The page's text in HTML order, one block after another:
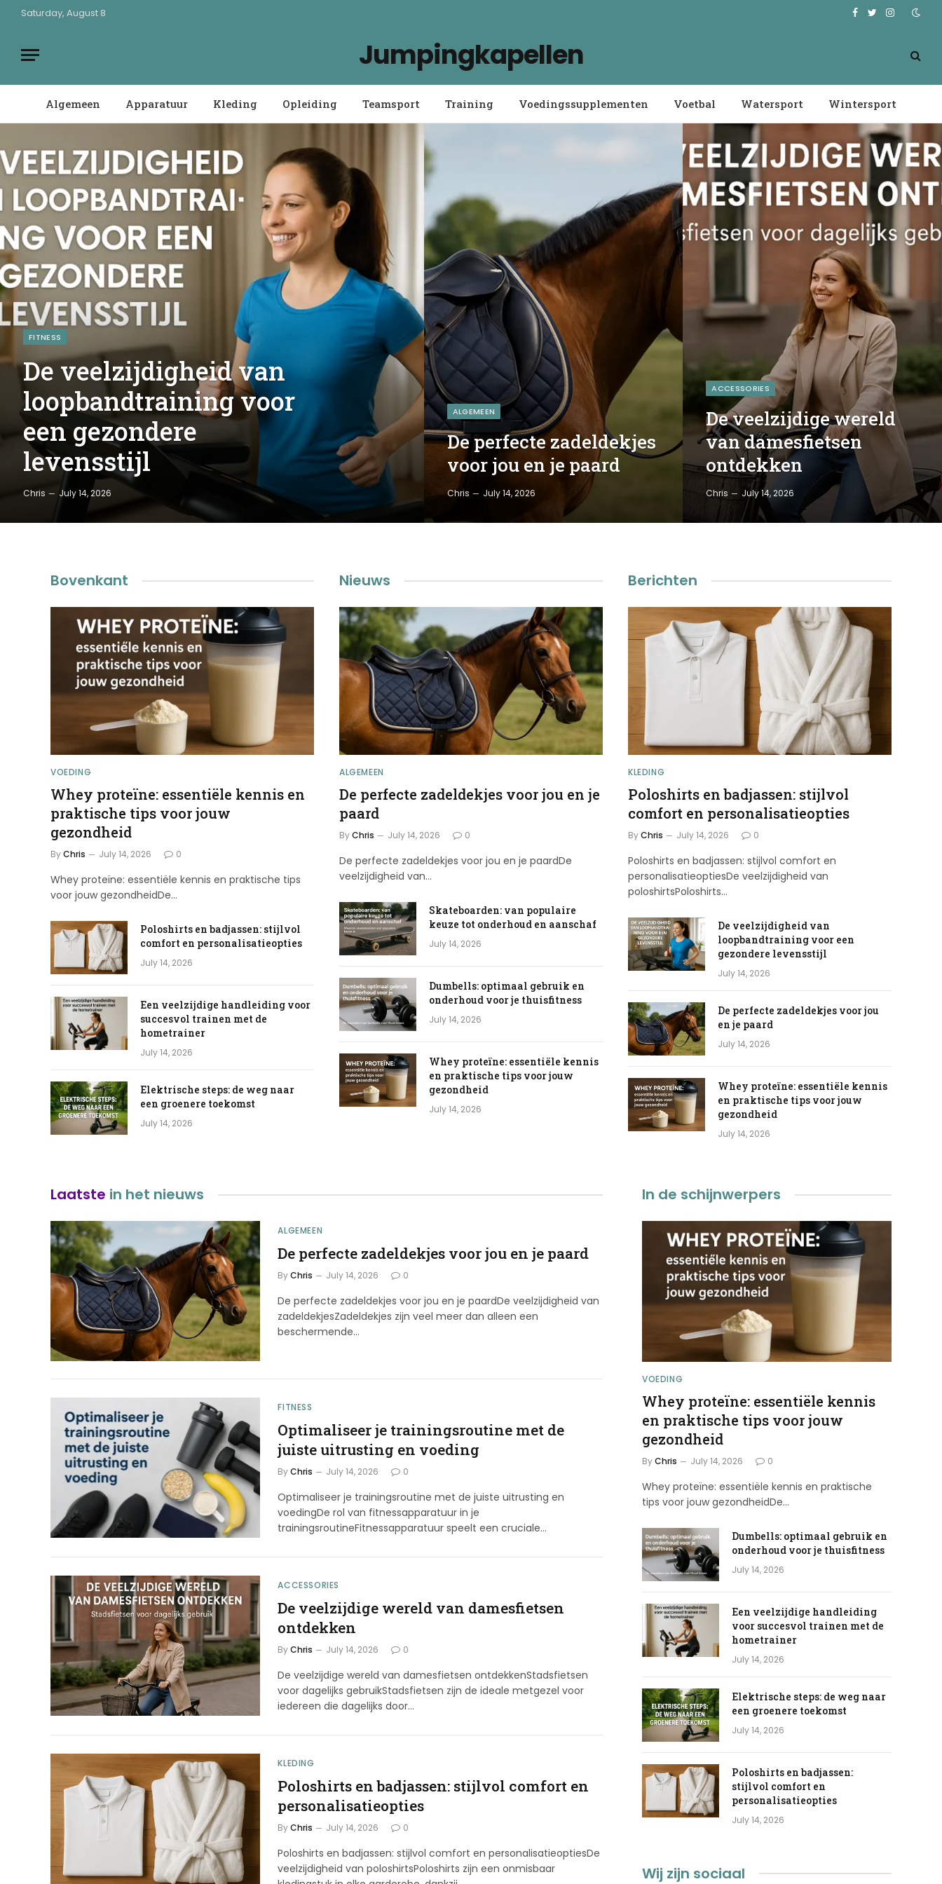
Saturday, August 8 Facebook
TwitterInstagram
Jumpingkapellen
Algemeen Apparatuur Kleding Opleiding Teamsport Training Voedingssupplementen Voetbal Watersport Wintersport
FITNESS
De veelzijdigheid van
loopbandtraining voor
een gezondere
levensstijl
Chris July 14, 2026
ALGEMEEN
De perfecte zadeldekjes
voor jou en je paard
Chris July 14, 2026
ACCESSORIES
De veelzijdige wereld
van damesfietsen
ontdekken
Chris July 14, 2026
Bovenkant
VOEDING
Whey proteïne: essentiële kennis en
praktische tips voor jouw
gezondheid
ByChris July 14, 2026 0
Whey proteïne: essentiële kennis en praktische tips
voor jouw gezondheidDe…
Poloshirts en badjassen: stijlvol
comfort en personalisatieopties
July 14, 2026
Een veelzijdige handleiding voor
succesvol trainen met de
hometrainer
July 14, 2026
Elektrische steps: de weg naar
een groenere toekomst
July 14, 2026
Nieuws
ALGEMEEN
De perfecte zadeldekjes voor jou en je
paard
ByChris July 14, 2026 0
De perfecte zadeldekjes voor jou en je paardDe
veelzijdigheid van…
Skateboarden: van populaire
keuze tot onderhoud en aanschaf
July 14, 2026
Dumbells: optimaal gebruik en
onderhoud voor je thuisfitness
July 14, 2026
Whey proteïne: essentiële kennis
en praktische tips voor jouw
gezondheid
July 14, 2026
Berichten
KLEDING
Poloshirts en badjassen: stijlvol
comfort en personalisatieopties
ByChris July 14, 2026 0
Poloshirts en badjassen: stijlvol comfort en
personalisatieoptiesDe veelzijdigheid van
poloshirtsPoloshirts…
De veelzijdigheid van
loopbandtraining voor een
gezondere levensstijl
July 14, 2026
De perfecte zadeldekjes voor jou
en je paard
July 14, 2026
Whey proteïne: essentiële kennis
en praktische tips voor jouw
gezondheid
July 14, 2026
Laatste in het nieuws
ALGEMEEN
De perfecte zadeldekjes voor jou en je paard
By Chris July 14, 2026 0
De perfecte zadeldekjes voor jou en je paardDe veelzijdigheid van
zadeldekjesZadeldekjes zijn veel meer dan alleen een
beschermende…
FITNESS
Optimaliseer je trainingsroutine met de
juiste uitrusting en voeding
By Chris July 14, 2026 0
Optimaliseer je trainingsroutine met de juiste uitrusting en
voedingDe rol van fitnessapparatuur in je
trainingsroutineFitnessapparatuur speelt een cruciale…
ACCESSORIES
De veelzijdige wereld van damesfietsen
ontdekken
By Chris July 14, 2026 0
De veelzijdige wereld van damesfietsen ontdekkenStadsfietsen
voor dagelijks gebruikStadsfietsen zijn de ideale metgezel voor
iedereen die dagelijks door…
KLEDING
Poloshirts en badjassen: stijlvol comfort en
personalisatieopties
By Chris July 14, 2026 0
Poloshirts en badjassen: stijlvol comfort en personalisatieoptiesDe
veelzijdigheid van poloshirtsPoloshirts zijn een onmisbaar
In de schijnwerpers
VOEDING
Whey proteïne: essentiële kennis
en praktische tips voor jouw
gezondheid
ByChris July 14, 2026 0
Whey proteïne: essentiële kennis en praktische
tips voor jouw gezondheidDe…
Dumbells: optimaal gebruik en
onderhoud voor je thuisfitness
July 14, 2026
Een veelzijdige handleiding
voor succesvol trainen met de
hometrainer
July 14, 2026
Elektrische steps: de weg naar
een groenere toekomst
July 14, 2026
Poloshirts en badjassen:
stijlvol comfort en
personalisatieopties
July 14, 2026
Wij zijn sociaal